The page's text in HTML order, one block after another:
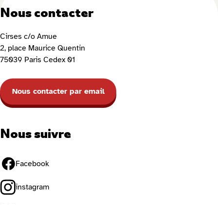
Nous contacter
Cirses c/o Amue
2, place Maurice Quentin
75039 Paris Cedex 01
Nous contacter par email
Nous suivre
Facebook
instagram